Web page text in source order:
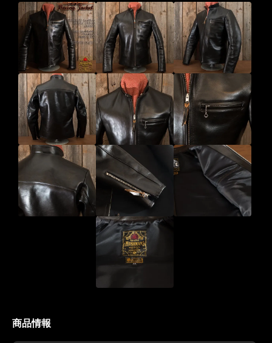
商品情報